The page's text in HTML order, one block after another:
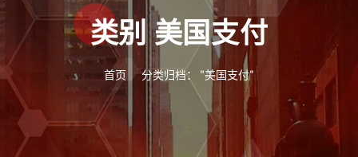
类别 美国支付
首页 分类归档： "美国支付"